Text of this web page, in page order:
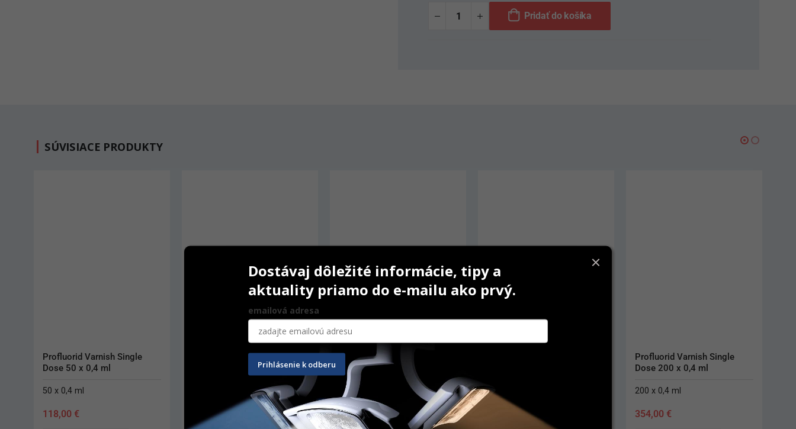
Pridať do košíka
SÚVISIACE PRODUKTY
Opalescence Go 6%
10 ks + 10 ks
94,10€
Dent Fresh Original
14,60€
Air-Flow Classic Comfort
300 g
33,60€
200 x 0,4 ml
€
TePe Compact Tuft
1 ks
2,60€
Dostávaj dôležité informácie, tipy a
aktuality priamo do e-mailu ako prvý.
emailová adresa
Prihlásenie k odberu